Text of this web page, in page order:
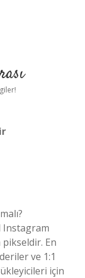
Instagram
En
ve 1:1
için